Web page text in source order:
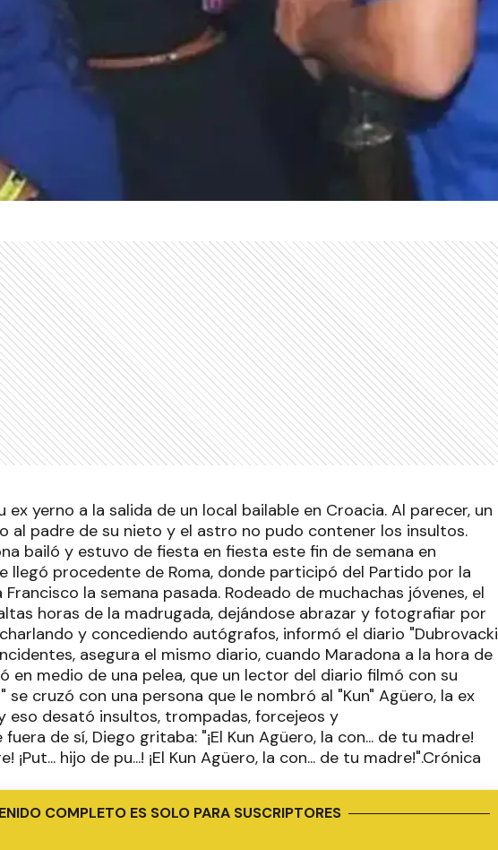
yerno a la salida de un local bailable en Croacia. Al parecer, un
al padre de su nieto y el astro no pudo contener los insultos.
bailó y estuvo de fiesta en fiesta este fin de semana en
llegó procedente de Roma, donde participó del Partido por la
la semana pasada. Rodeado de muchachas jóvenes, el
horas de la madrugada, dejándose abrazar y fotografiar por
y concediendo autógrafos, informó el diario "Dubrovacki
asegura el mismo diario, cuando Maradona a la hora de
en medio de una pelea, que un lector del diario filmó con su
se cruzó con una persona que le nombró al "Kun" Agüero, la ex
eso desató insultos, trompadas, forcejeos y
de sí, Diego gritaba: "¡El Kun Agüero, la con... de tu madre!
¡Put... hijo de pu...! ¡El Kun Agüero, la con... de tu madre!".Crónica
COMPLETO ES SOLO PARA SUSCRIPTORES